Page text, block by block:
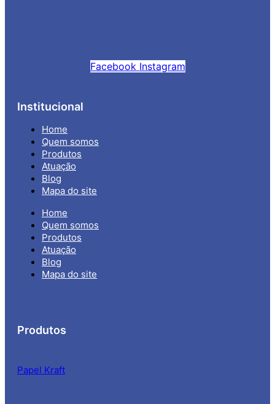
Facebook Instagram
Institucional
Home
Quem somos
Produtos
Atuação
Blog
Mapa do site
Home
Quem somos
Produtos
Atuação
Blog
Mapa do site
Produtos
Papel Kraft